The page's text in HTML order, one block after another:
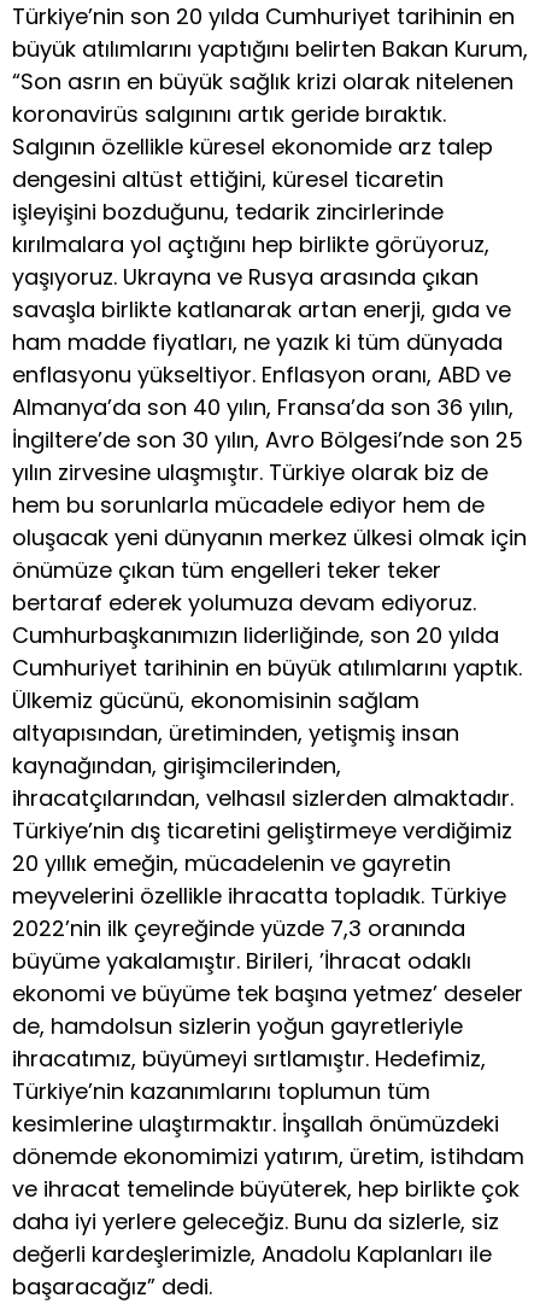
Türkiye’nin son 20 yılda Cumhuriyet tarihinin en
büyük atılımlarını yaptığını belirten Bakan Kurum,
“Son asrın en büyük sağlık krizi olarak nitelenen
koronavirüs salgınını artık geride bıraktık.
Salgının özellikle küresel ekonomide arz talep
dengesini altüst ettiğini, küresel ticaretin
işleyişini bozduğunu, tedarik zincirlerinde
kırılmalara yol açtığını hep birlikte görüyoruz,
yaşıyoruz. Ukrayna ve Rusya arasında çıkan
savaşla birlikte katlanarak artan enerji, gıda ve
ham madde fiyatları, ne yazık ki tüm dünyada
enflasyonu yükseltiyor. Enflasyon oranı, ABD ve
Almanya’da son 40 yılın, Fransa’da son 36 yılın,
İngiltere’de son 30 yılın, Avro Bölgesi’nde son 25
yılın zirvesine ulaşmıştır. Türkiye olarak biz de
hem bu sorunlarla mücadele ediyor hem de
oluşacak yeni dünyanın merkez ülkesi olmak için
önümüze çıkan tüm engelleri teker teker
bertaraf ederek yolumuza devam ediyoruz.
Cumhurbaşkanımızın liderliğinde, son 20 yılda
Cumhuriyet tarihinin en büyük atılımlarını yaptık.
Ülkemiz gücünü, ekonomisinin sağlam
altyapısından, üretiminden, yetişmiş insan
kaynağından, girişimcilerinden,
ihracatçılarından, velhasıl sizlerden almaktadır.
Türkiye’nin dış ticaretini geliştirmeye verdiğimiz
20 yıllık emeğin, mücadelenin ve gayretin
meyvelerini özellikle ihracatta topladık. Türkiye
2022’nin ilk çeyreğinde yüzde 7,3 oranında
büyüme yakalamıştır. Birileri, ’İhracat odaklı
ekonomi ve büyüme tek başına yetmez’ deseler
de, hamdolsun sizlerin yoğun gayretleriyle
ihracatımız, büyümeyi sırtlamıştır. Hedefimiz,
Türkiye’nin kazanımlarını toplumun tüm
kesimlerine ulaştırmaktır. İnşallah önümüzdeki
dönemde ekonomimizi yatırım, üretim, istihdam
ve ihracat temelinde büyüterek, hep birlikte çok
daha iyi yerlere geleceğiz. Bunu da sizlerle, siz
değerli kardeşlerimizle, Anadolu Kaplanları ile
başaracağız” dedi.